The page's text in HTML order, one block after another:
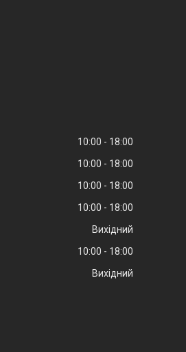
10:00
18:00
10:00
18:00
10:00
18:00
10:00
18:00
Вихідний
10:00
18:00
Вихідний